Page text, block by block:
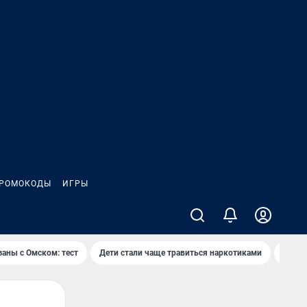
ИГРЫ
с Омском: тест Дети стали чаще травиться наркотиками